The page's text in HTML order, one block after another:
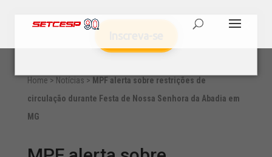
Home > Notícias > MPF alerta sobre restrições de
circulação durante Festa de Nossa Senhora da Abadia em
MG